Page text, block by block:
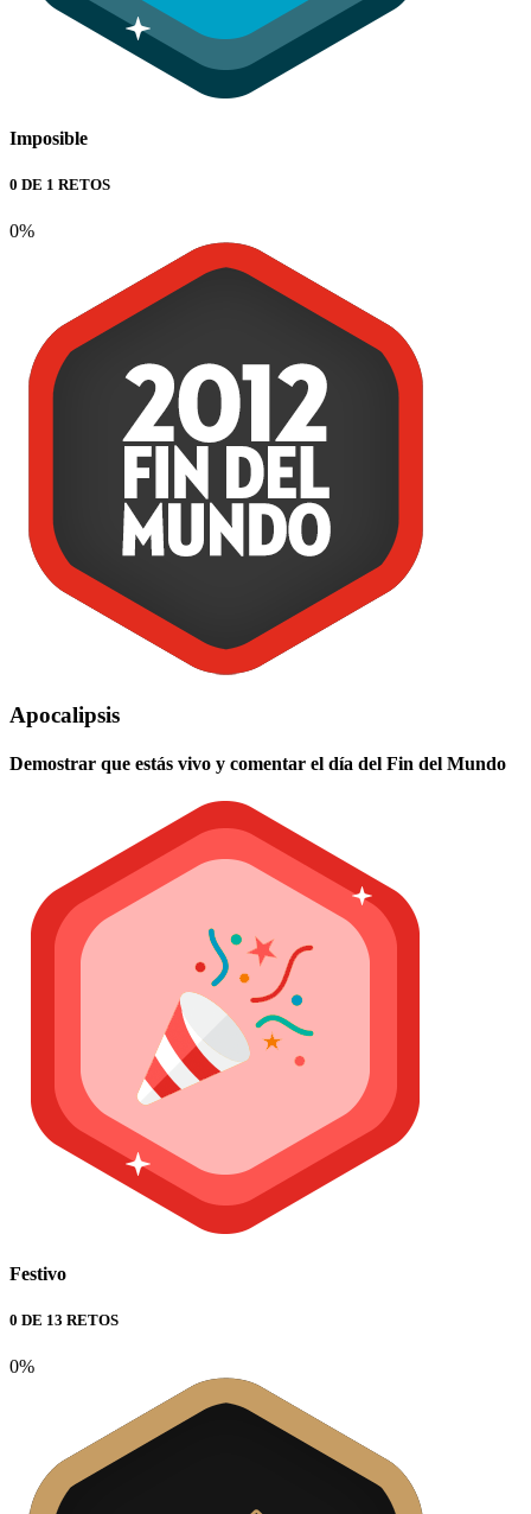
Imposible
0 DE 1 RETOS
0%
Apocalipsis
Demostrar que estás vivo y comentar el día del Fin del Mundo
Festivo
0 DE 13 RETOS
0%